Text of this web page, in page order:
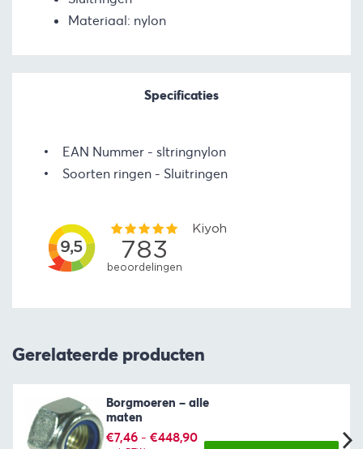
Materiaal: nylon
Specificaties
EAN Nummer
sltringnylon
Soorten ringen
Sluitringen
Gerelateerde producten
Borgmoeren – alle
maten
€7,46 - €448,90Prijsklasse: